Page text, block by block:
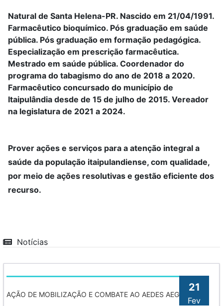
Natural de Santa Helena-PR. Nascido em 21/04/1991.
Farmacêutico bioquímico. Pós graduação em saúde
pública. Pós graduação em formação pedagógica.
Especialização em prescrição farmacêutica.
Mestrado em saúde pública. Coordenador do
programa do tabagismo do ano de 2018 a 2020.
Farmacêutico concursado do município de
Itaipulândia desde de 15 de julho de 2015. Vereador
na legislatura de 2021 a 2024.
Prover ações e serviços para a atenção integral a
saúde da população itaipulandiense, com qualidade,
por meio de ações resolutivas e gestão eficiente dos
recurso.
Notícias
21
Fev
AÇÃO DE MOBILIZAÇÃO E COMBATE AO AEDES AEGYPTI